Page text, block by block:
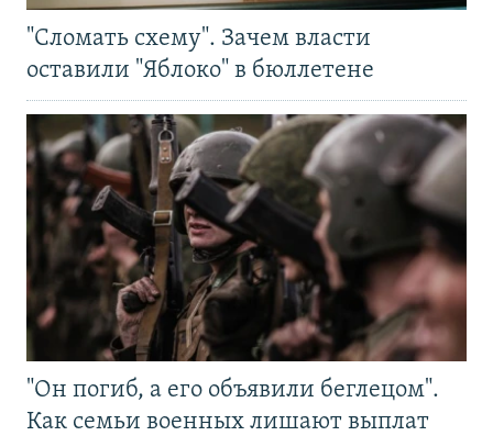
"Сломать схему". Зачем власти
оставили "Яблоко" в бюллетене
"Он погиб, а его объявили беглецом".
Как семьи военных лишают выплат